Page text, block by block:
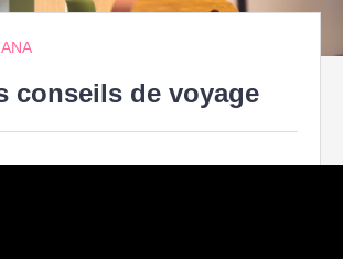
conseils de voyage